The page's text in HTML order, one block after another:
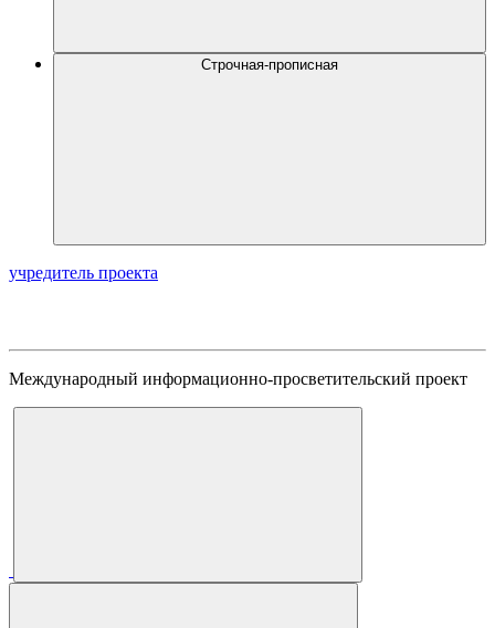
Строчная-прописная
учредитель проекта
Международный информационно-просветительский проект